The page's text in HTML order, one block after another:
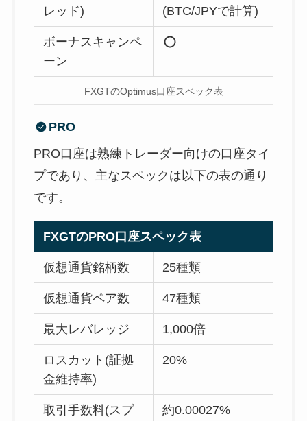
レッド)
(BTC/JPYで計算)
ボーナスキャンペ
ーン
FXGTのOptimus口座スペック表
PRO
PRO口座は熟練トレーダー向けの口座タイ
プであり、主なスペックは以下の表の通り
です。
FXGTのPRO口座スペック表
仮想通貨銘柄数 25種類
仮想通貨ペア数 47種類
最大レバレッジ 1,000倍
ロスカット(証拠
金維持率)
20%
取引手数料(スプ
約0.00027%